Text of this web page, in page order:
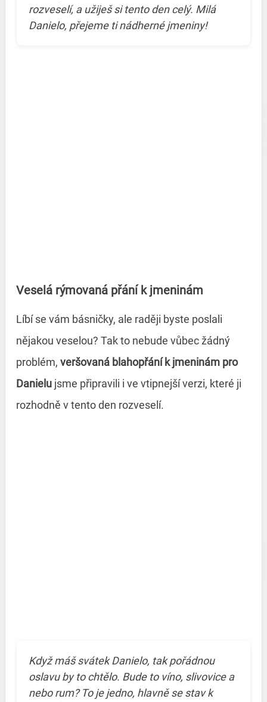
rozveselí, a užiješ si tento den celý. Milá
Danielo, přejeme ti nádherné jmeniny!
Veselá rýmovaná přání k jmeninám
Líbí se vám básničky, ale raději byste poslali
nějakou veselou? Tak to nebude vůbec žádný
problém, veršovaná blahopřání k jmeninám pro
Danielujsme připravili i ve vtipnejší verzi, které ji
rozhodně v tento den rozveselí.
Když máš svátek Danielo, tak pořádnou
oslavu by to chtělo. Bude to víno, slivovice a
nebo rum? To je jedno, hlavně se stav k